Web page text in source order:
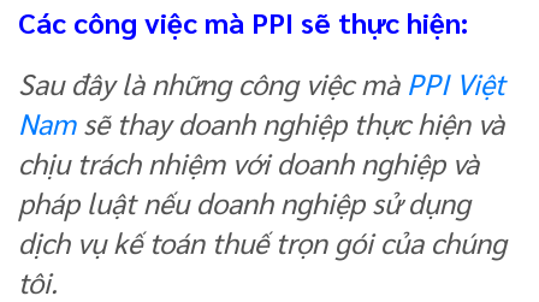
Các công việc mà PPI sẽ thực hiện:
Sau đây là những công việc mà PPI Việt
Namsẽ thay doanh nghiệp thực hiện và
chịu trách nhiệm với doanh nghiệp và
pháp luật nếu doanh nghiệp sử dụng
dịch vụ kế toán thuế trọn gói của chúng
tôi.